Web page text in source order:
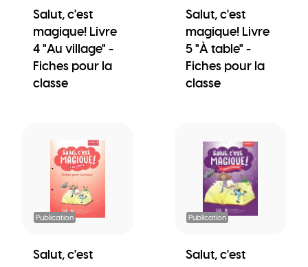
Salut, c'est
magique! Livre
4 "Au village" -
Fiches pour la
classe
Salut, c'est
magique! Livre
5 "À table" -
Fiches pour la
classe
Publication
Salut, c'est
Publication
Salut, c'est